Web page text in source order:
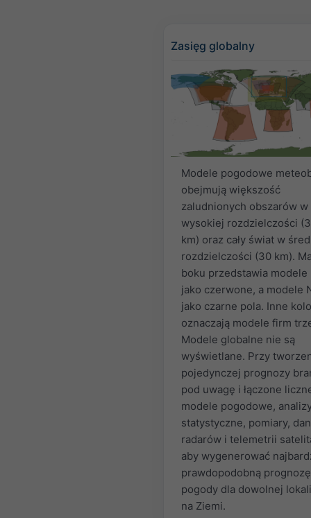
Zasięg globalny
Modele pogodowe
obejmują większość
zaludnionych obszarów w
wysokiej rozdzielczości
km) oraz cały świat w
rozdzielczości (30 km).
boku przedstawia modele
jako czerwone, a modele
jako czarne pola. Inne
oznaczają modele firm
Modele globalne nie są
wyświetlane. Przy
pojedynczej prognozy
pod uwagę i łączone
modele pogodowe,
statystyczne, pomiary,
radarów i telemetrii
aby wygenerować
prawdopodobną prognozę
pogody dla dowolnej
na Ziemi.